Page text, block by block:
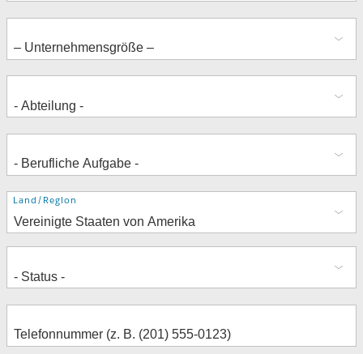
Adresse
Land/Region